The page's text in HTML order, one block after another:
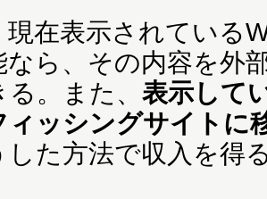
在表示されている
なら、その内容を外
。また、 表示して
ィッシングサイトに
した方法で収入を得